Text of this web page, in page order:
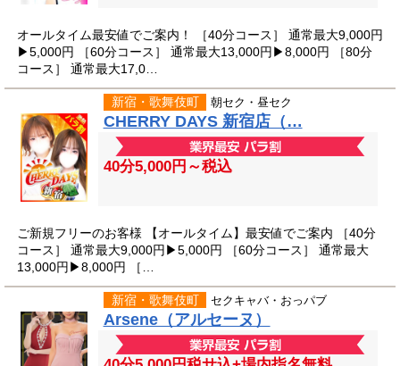
オールタイム最安値でご案内！ ［40分コース］ 通常最大9,000円
▶5,000円 ［60分コース］ 通常最大13,000円▶8,000円 ［80分
コース］ 通常最大17,0…
新宿・歌舞伎町 朝セク・昼セク
CHERRY DAYS 新宿店（…
40分5,000円～税込
ご新規フリーのお客様 【オールタイム】最安値でご案内 ［40分
コース］ 通常最大9,000円▶︎5,000円 ［60分コース］ 通常最大
13,000円▶︎8,000円 ［…
新宿・歌舞伎町 セクキャバ・おっパブ
Arsene（アルセーヌ）